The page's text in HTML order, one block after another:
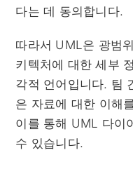
다는 데 동의합니다.
따라서 UML은 광범
키텍처에 대한 세부
각적 언어입니다. 팀
은 자료에 대한 이해
이를 통해 UML 다이
수 있습니다.